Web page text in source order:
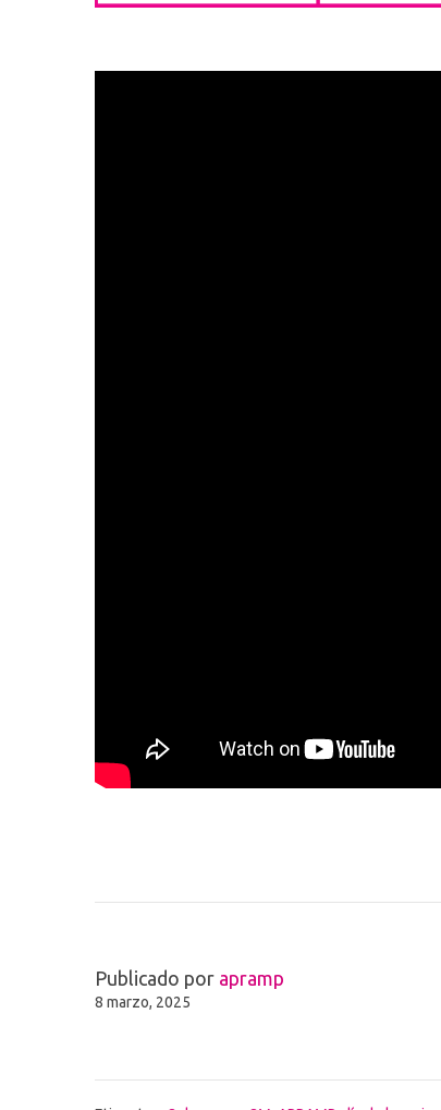
Publicado por apramp
8 marzo, 2025